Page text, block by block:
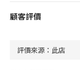
顧客評價